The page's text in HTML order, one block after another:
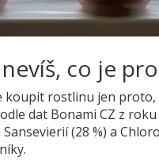
co je
koupit rostlinu jen proto,
dat Bonami CZ z
(28 %) a